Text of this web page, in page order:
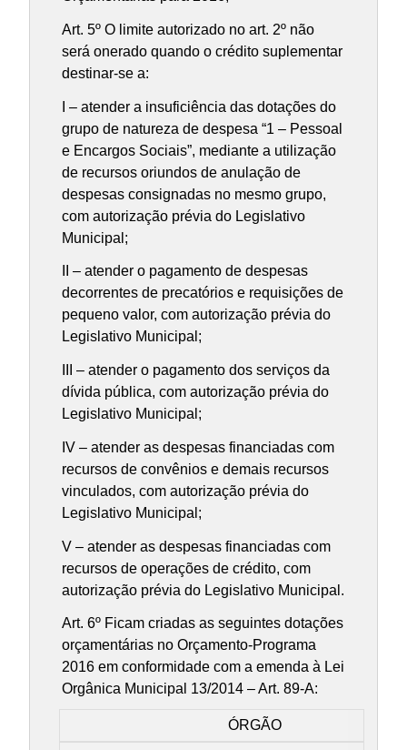
Art. 5º O limite autorizado no art. 2º não
será onerado quando o crédito suplementar
destinar-se a:
I – atender a insuficiência das dotações do
grupo de natureza de despesa “1 – Pessoal
e Encargos Sociais”, mediante a utilização
de recursos oriundos de anulação de
despesas consignadas no mesmo grupo,
com autorização prévia do Legislativo
Municipal;
II – atender o pagamento de despesas
decorrentes de precatórios e requisições de
pequeno valor, com autorização prévia do
Legislativo Municipal;
III – atender o pagamento dos serviços da
dívida pública, com autorização prévia do
Legislativo Municipal;
IV – atender as despesas financiadas com
recursos de convênios e demais recursos
vinculados, com autorização prévia do
Legislativo Municipal;
V – atender as despesas financiadas com
recursos de operações de crédito, com
autorização prévia do Legislativo Municipal.
Art. 6º Ficam criadas as seguintes dotações
orçamentárias no Orçamento-Programa
2016 em conformidade com a emenda à Lei
Orgânica Municipal 13/2014 – Art. 89-A:
ÓRGÃO